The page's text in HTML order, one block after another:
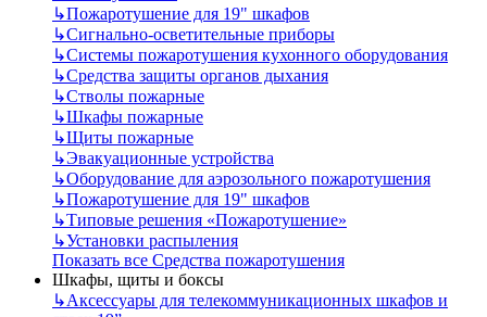
↳Пожаротушение для 19" шкафов
↳Сигнально-осветительные приборы
↳Системы пожаротушения кухонного оборудования
↳Средства защиты органов дыхания
↳Стволы пожарные
↳Шкафы пожарные
↳Щиты пожарные
↳Эвакуационные устройства
↳Оборудование для аэрозольного пожаротушения
↳Пожаротушение для 19" шкафов
↳Типовые решения «Пожаротушение»
↳Установки распыления
Показать все Средства пожаротушения
Шкафы, щиты и боксы
↳Аксессуары для телекоммуникационных шкафов и